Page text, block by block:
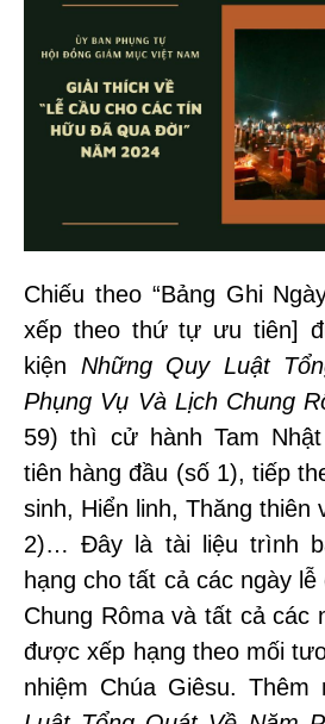
Chiếu theo “Bảng Ghi
xếp theo thứ tự ưu tiên]
kiện Những Quy Luật
Phụng Vụ Và Lịch Chung
59) thì cử hành Tam
tiên hàng đầu (số 1), tiếp
sinh, Hiển linh, Thăng thiên
2)… Đây là tài liệu trình
hạng cho tất cả các ngày
Chung Rôma và tất cả các
được xếp hạng theo mối
nhiệm Chúa Giêsu. Thêm